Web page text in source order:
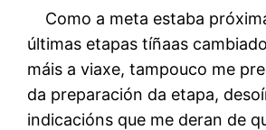
Como a meta estaba
últimas etapas tíñaas
máis a viaxe, tampouco me
da preparación da etapa,
indicacións que me deran de